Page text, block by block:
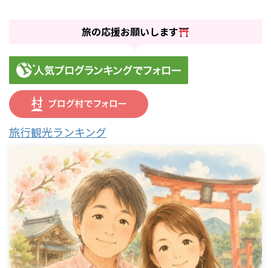
旅の応援お願いします
旅行観光ランキング